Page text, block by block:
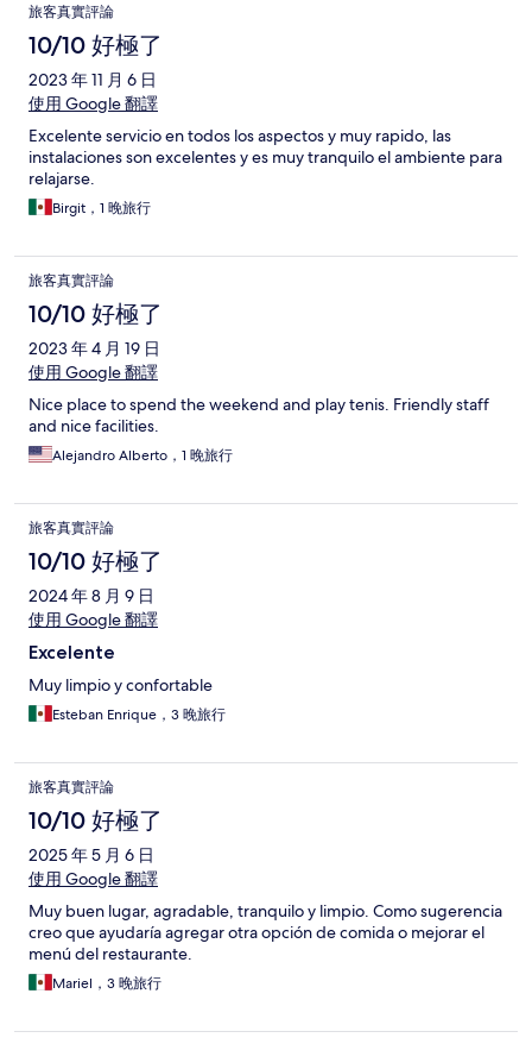
旅客真實評論
10/10 好極了
2023 年 11 月 6 日
使用 Google 翻譯
Excelente servicio en todos los aspectos y muy rapido, las
instalaciones son excelentes y es muy tranquilo el ambiente para
relajarse.
Birgit，1 晚旅行
旅客真實評論
10/10 好極了
2023 年 4 月 19 日
使用 Google 翻譯
Nice place to spend the weekend and play tenis. Friendly staff
and nice facilities.
Alejandro Alberto，1 晚旅行
旅客真實評論
10/10 好極了
2024 年 8 月 9 日
使用 Google 翻譯
Excelente
Muy limpio y confortable
Esteban Enrique，3 晚旅行
旅客真實評論
10/10 好極了
2025 年 5 月 6 日
使用 Google 翻譯
Muy buen lugar, agradable, tranquilo y limpio. Como sugerencia
creo que ayudaría agregar otra opción de comida o mejorar el
menú del restaurante.
Mariel，3 晚旅行